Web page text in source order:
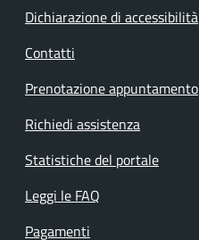
Dichiarazione di accessibilità
Contatti
Prenotazione appuntamento
Richiedi assistenza
Statistiche del portale
Leggi le FAQ
Pagamenti